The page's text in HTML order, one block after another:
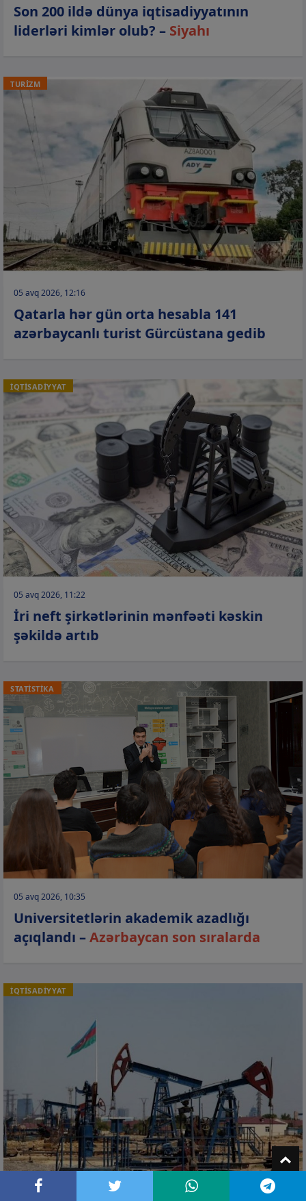
Son 200 ildə dünya iqtisadiyyatının
liderləri kimlər olub? – Siyahı
TURİZM
05 avq 2026, 12:16
Qatarla hər gün orta hesabla 141
azərbaycanlı turist Gürcüstana gedib
İQTİSADİYYAT
05 avq 2026, 11:22
İri neft şirkətlərinin mənfəəti kəskin
şəkildə artıb
STATİSTİKA
05 avq 2026, 10:35
Universitetlərin akademik azadlığı
açıqlandı –Azərbaycan son sıralarda
İQTİSADİYYAT